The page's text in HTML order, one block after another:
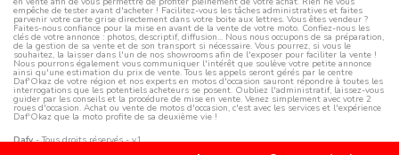
empêche de tester avant d'acheter ! Facilitez-vous les tâches administratives et faites
parvenir votre carte grise directement dans votre boite aux lettres. Vous êtes vendeur ?
Faites-nous confiance pour la mise en avant de la vente de votre moto. Confiez-nous les
clés de votre annonce : photos, descriptif, diffusion... Nous nous occupons de sa préparation,
de la gestion de sa vente et de son transport si nécessaire. Vous pourrez, si vous le
souhaitez, la laisser dans l'un de nos showrooms afin de l'exposer pour faciliter la vente !
Nous pourrons également vous communiquer l'intérêt que soulève votre petite annonce
ainsi qu'une estimation du prix de vente. Tous les appels seront gérés par le centre
Daf'Okaz de votre région et nos experts en motos d'occasion sauront répondre à toutes les
interrogations que les potentiels acheteurs se posent. Oubliez l'administratif, laissez-vous
guider par les conseils et la procédure de mise en vente. Venez simplement avec votre 2
roues d'occasion. Achat ou vente de motos d'occasion, c'est avec les services et l'expérience
Daf'Okaz que la moto profite de sa deuxième vie !
Dafy- Tous droits réservés - v1